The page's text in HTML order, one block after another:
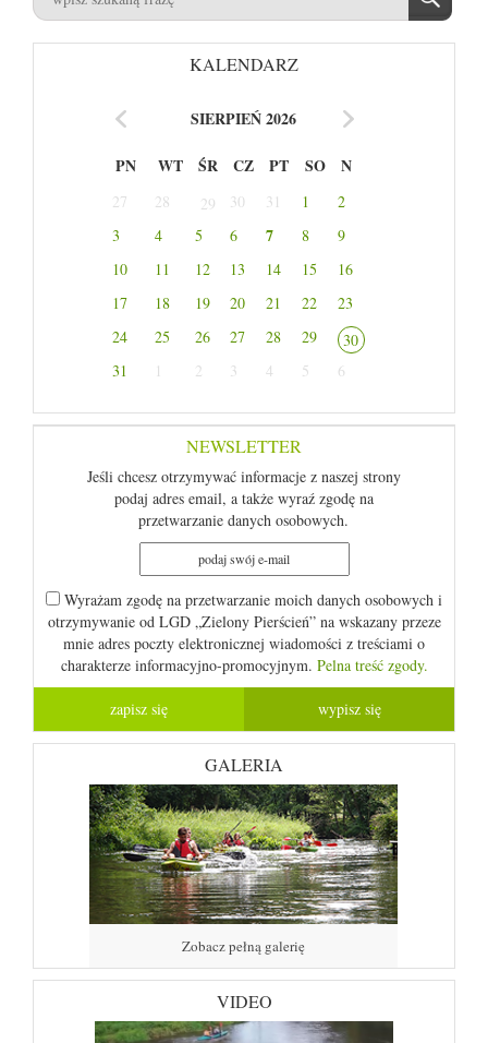
KALENDARZ
SIERPIEŃ 2026
PN WT ŚR CZ PT SO N
27 28 29 30 31 1
2
3
4 5 6 7 8
9
10
11 12 13 14 15
16
17
18 19 20 21 22
23
24
25 26 27 28 29
30
31
1 2 3 4 5 6
NEWSLETTER
Jeśli chcesz otrzymywać informacje z naszej strony
podaj adres email, a także wyraź zgodę na
przetwarzanie danych osobowych.
Wyrażam zgodę na przetwarzanie moich danych osobowych i
otrzymywanie od LGD „Zielony Pierścień” na wskazany przeze
mnie adres poczty elektronicznej wiadomości z treściami o
charakterze informacyjno-promocyjnym. Pelna treść zgody.
GALERIA
Zobacz pełną galerię
VIDEO